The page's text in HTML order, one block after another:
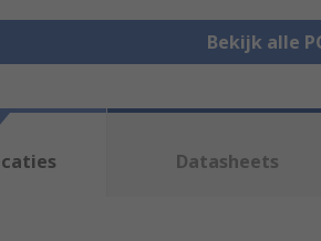
Bekijk alle
Datasheets